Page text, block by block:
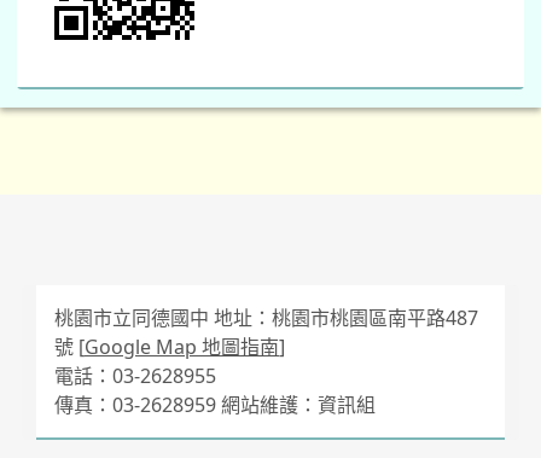
桃園市立同德國中 地址：桃園市桃園區南平路487
號 [Google Map 地圖指南]
電話：03-2628955
傳真：03-2628959 網站維護：資訊組